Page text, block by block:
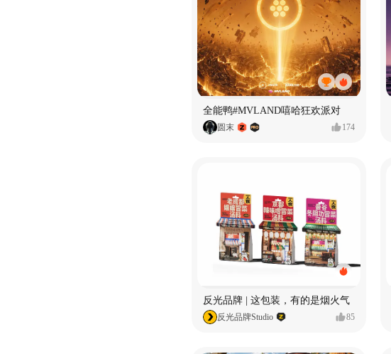
全能鸭#MVLAND嘻哈狂欢派对
圆末 174
反光品牌 | 这包装，有的是烟火气
反光品牌Studio 85